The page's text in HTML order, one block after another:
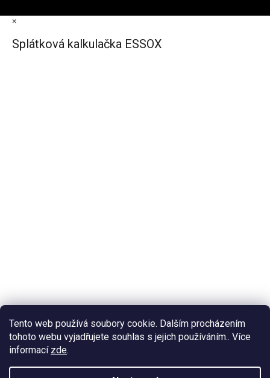
Tento web používá soubory cookie. Dalším procházením
tohoto webu vyjadřujete souhlas s jejich používáním.. Více
informací zde.
×
Splátková kalkulačka ESSOX